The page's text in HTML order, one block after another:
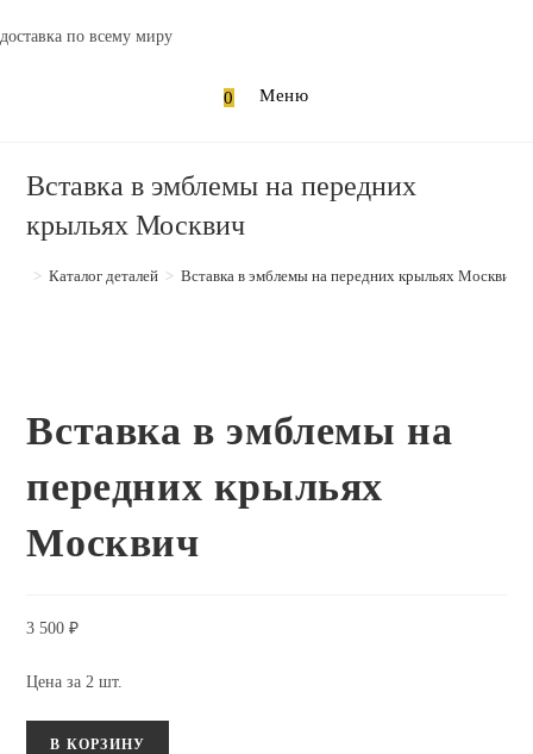
вашем
доставка по всему миру
0 Меню
Вставка в эмблемы на передних
крыльях Москвич
> Каталог деталей > Вставка в эмблемы на передних крыльях Москвич
Вставка в эмблемы на
передних крыльях
Москвич
3 500₽
Цена за 2 шт.
В КОРЗИНУ